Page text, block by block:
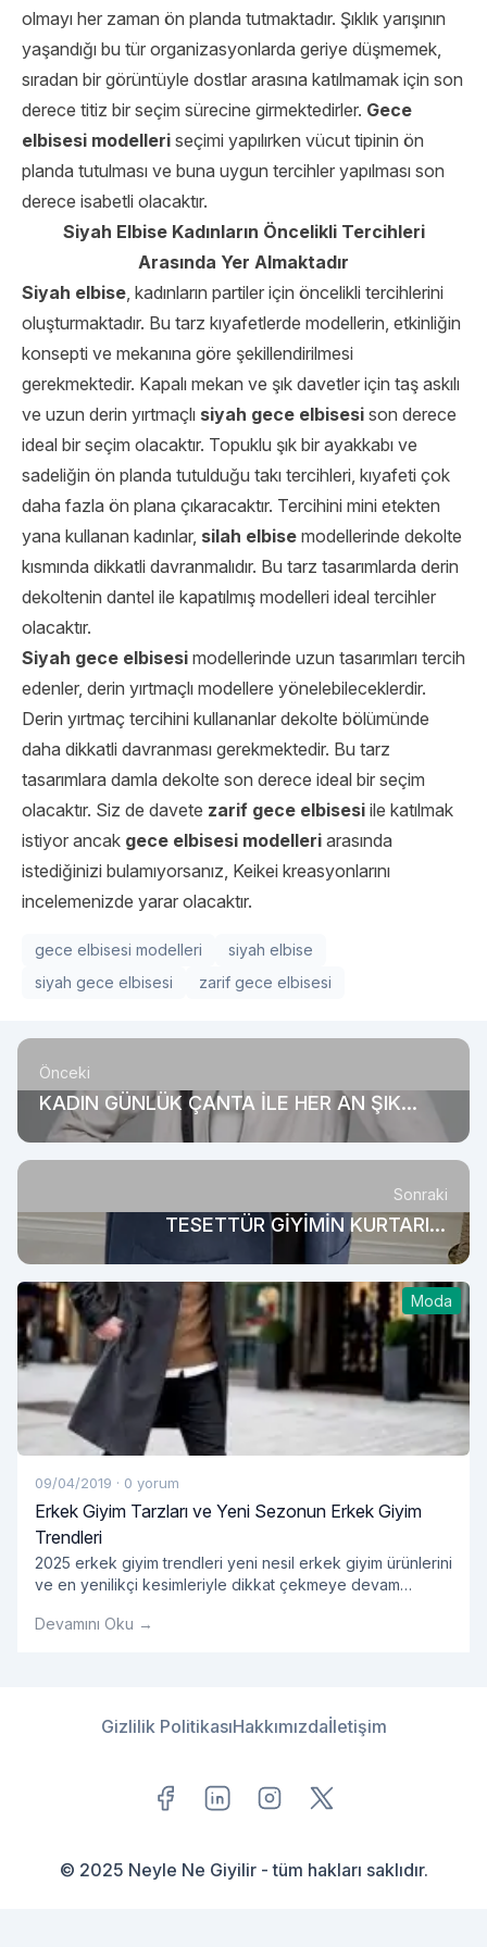
olmayı her zaman ön planda tutmaktadır. Şıklık yarışının
yaşandığı bu tür organizasyonlarda geriye düşmemek,
sıradan bir görüntüyle dostlar arasına katılmamak için son
derece titiz bir seçim sürecine girmektedirler. Gece
elbisesi modelleri seçimi yapılırken vücut tipinin ön
planda tutulması ve buna uygun tercihler yapılması son
derece isabetli olacaktır.
Siyah Elbise Kadınların Öncelikli Tercihleri
Arasında Yer Almaktadır
Siyah elbise, kadınların partiler için öncelikli tercihlerini
oluşturmaktadır. Bu tarz kıyafetlerde modellerin, etkinliğin
konsepti ve mekanına göre şekillendirilmesi
gerekmektedir. Kapalı mekan ve şık davetler için taş askılı
ve uzun derin yırtmaçlı siyah gece elbisesi son derece
ideal bir seçim olacaktır. Topuklu şık bir ayakkabı ve
sadeliğin ön planda tutulduğu takı tercihleri, kıyafeti çok
daha fazla ön plana çıkaracaktır. Tercihini mini etekten
yana kullanan kadınlar, silah elbise modellerinde dekolte
kısmında dikkatli davranmalıdır. Bu tarz tasarımlarda derin
dekoltenin dantel ile kapatılmış modelleri ideal tercihler
olacaktır.
Siyah gece elbisesi modellerinde uzun tasarımları tercih
edenler, derin yırtmaçlı modellere yönelebileceklerdir.
Derin yırtmaç tercihini kullananlar dekolte bölümünde
daha dikkatli davranması gerekmektedir. Bu tarz
tasarımlara damla dekolte son derece ideal bir seçim
olacaktır. Siz de davete zarif gece elbisesi ile katılmak
istiyor ancak gece elbisesi modelleri arasında
istediğinizi bulamıyorsanız, Keikei kreasyonlarını
incelemenizde yarar olacaktır.
gece elbisesi modelleri
siyah elbise
siyah gece elbisesi
zarif gece elbisesi
Önceki
KADIN GÜNLÜK ÇANTA İLE HER AN ŞIK
OLUN!
Sonraki
TESETTÜR GİYİMİN KURTARICI
PARÇALARINDAN HIRKA MODELLERİ
Moda
09/04/2019 · 0 yorum
Erkek Giyim Tarzları ve Yeni Sezonun Erkek Giyim
Trendleri
2025 erkek giyim trendleri yeni nesil erkek giyim ürünlerini
ve en yenilikçi kesimleriyle dikkat çekmeye devam
yönlü ürün opsiyonlarını bünyesinde barındıran 2025
kapsamında erkek giyim tarzlarını yeniden
şekillendirecekOkumaya devam et"Erkek Giyim Tarzları ve
Devamını Oku →
Gizlilik PolitikasıHakkımızdaİletişim
© 2025 Neyle Ne Giyilir - tüm hakları saklıdır.